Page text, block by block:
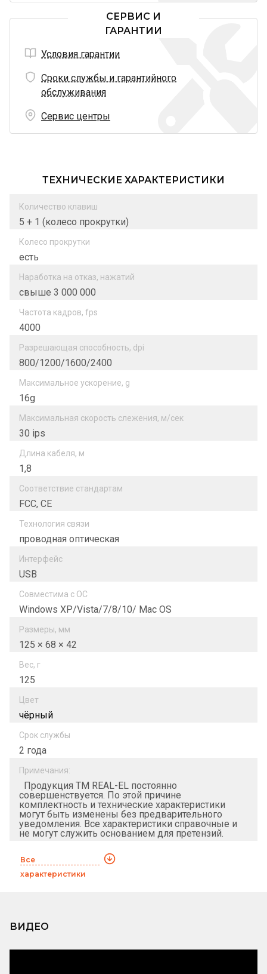
СЕРВИС И
ГАРАНТИИ
Условия гарантии
Сроки службы и гарантийного
обслуживания
Сервис центры
ТЕХНИЧЕСКИЕ ХАРАКТЕРИСТИКИ
Количество клавиш
5 + 1 (колесо прокрутки)
Колесо прокрутки
есть
Наработка на отказ, нажатий
свыше 3 000 000
Частота кадров, fps
4000
Разрешающая способность, dpi
800/1200/1600/2400
Максимальное ускорение, g
16g
Максимальная скорость слежения, м/сек
30 ips
Длина кабеля, м
1,8
Соответствие стандартам
FCC, CE
Технология связи
проводная оптическая
Интерфейс
USB
Совместима с ОС
Windows XP/Vista/7/8/10/ Mac OS
Размеры, мм
125 × 68 × 42
Вес, г
125
Цвет
чёрный
Срок службы
2 года
Примечания:
Продукция ТМ REAL-EL постоянно
совершенствуется. По этой причине
комплектность и технические характеристики
могут быть изменены без предварительного
уведомления. Все характеристики справочные и
не могут служить основанием для претензий.
Все
характеристики
ВИДЕО